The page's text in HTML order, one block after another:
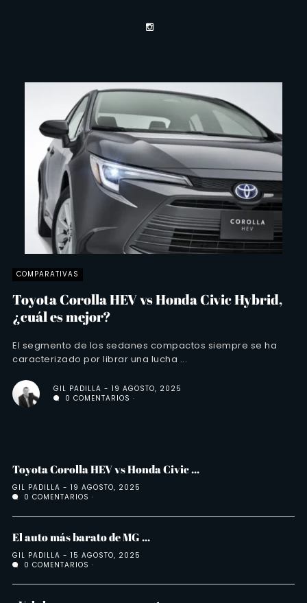
COMPARATIVAS
Toyota Corolla HEV vs Honda Civic Hybrid,
¿cuál es mejor?
El segmento de los sedanes compactos siempre se ha
caracterizado por librar una lucha ...
GIL PADILLA
19 AGOSTO, 2025
0 COMENTARIOS
Toyota Corolla HEV vs Honda Civic ...
GIL PADILLA
19 AGOSTO, 2025
0 COMENTARIOS
El auto más barato de MG ...
GIL PADILLA
15 AGOSTO, 2025
0 COMENTARIOS